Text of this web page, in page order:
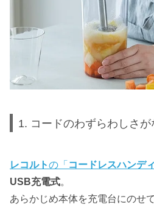
1. コードのわずらわしさ
レコルトの「 コードレスハンデ
USB充電式。
あらかじめ本体を充電台にのせ